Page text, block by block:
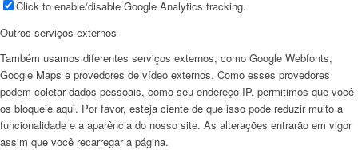
Click to enable/disable Google Analytics tracking.
Outros serviços externos
Também usamos diferentes serviços externos, como Google Webfonts,
Google Maps e provedores de vídeo externos. Como esses provedores
podem coletar dados pessoais, como seu endereço IP, permitimos que você
os bloqueie aqui. Por favor, esteja ciente de que isso pode reduzir muito a
funcionalidade e a aparência do nosso site. As alterações entrarão em vigor
assim que você recarregar a página.